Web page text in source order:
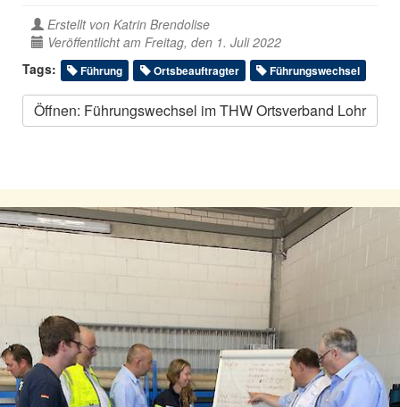
Erstellt von Katrin Brendolise
Veröffentlicht am Freitag, den 1. Juli 2022
Tags:
Führung Ortsbeauftragter Führungswechsel
Öffnen: Führungswechsel im THW Ortsverband Lohr